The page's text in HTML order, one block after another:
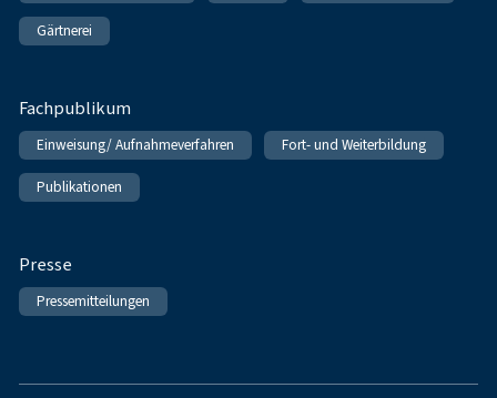
Gärtnerei
Fachpublikum
Einweisung/ Aufnahmeverfahren Fort- und Weiterbildung
Publikationen
Presse
Pressemitteilungen